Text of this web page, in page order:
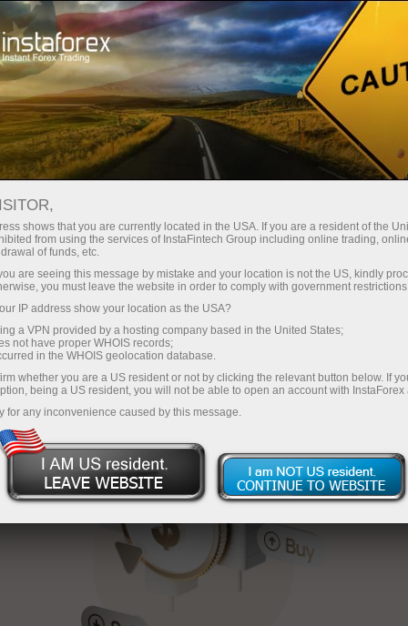
InstaForex
กับ InstaForex คุณจะได้รับเงื่อนไขที่
สูงสุด 1:5000 สเปรดและค่า
คอมมิชชั่นที่ดีที่สุดในตลาด รวมถึง
เงื่อนไขที่เหมาะสมสำหรับการเทรด
หุ้นและดัชนี
InstaForex ทุกคนสามารถรับโบนัส
สูงสุด 30% จากยอดฝาก และใช้
ประโยชน์จากโปรโมชั่นและข้อเสนอ
พิเศษอื่น ๆ
ความเร็วในสนามแข่งและความเร็ว
ในการเทรดมีคุณค่าเดียวกัน Aleš
Loprais นำความมุ่งมั่นและวินัยเข้าสู่
สเปรดต่ำมาก — กำไรสูง
โบนัส 30%
สำหรับทุกการฝาก
ความเร็ว
ในการเทรดและบนทางหลวง
แจ็กพอตของขวัญส่วนตัวของคุณ
ฝากเงินจำนวน $333 — เลือกของขวัญมูลค่าสูงสุด
$1,500
เทรดแบบไร้ความเสี่ยง — เรารับประกัน
กำไรของคุณ
โบนัสสูงสุด X1000 — ตัวคูณที่ใหญ่ที่สุด
shows that you are currently located in the USA. If you are a resident of the
from using the services of InstaFintech Group including online trading,
of funds, etc.
are seeing this message by mistake and your location is not the US, kindly
you must leave the website in order to comply with government
IP address show your location as the USA?
a VPN provided by a hosting company based in the United States;
not have proper WHOIS records;
in the WHOIS geolocation database.
whether you are a US resident or not by clicking the relevant button below. If
being a US resident, you will not be able to open an account with InstaForex
for any inconvenience caused by this message.